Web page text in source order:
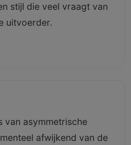
stijl die veel vraagt van
uitvoerder.
van asymmetrische
afwijkend van de